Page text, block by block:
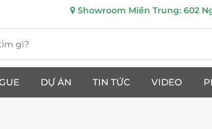
Showroom Miền Trung: 602
DỰ ÁN TIN TỨC VIDEO